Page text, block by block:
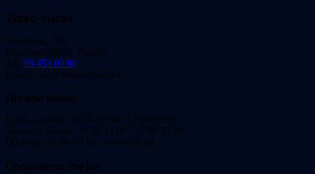
Video Instan
Viladomat, 239
Barcelona 08029. España.
Tel: 93 453 00 00
Email: info@videoinstan.net
Horario tienda
Lunes a jueves: 10:30-14:00 / 17:00-20:00
Viernes y sábado: 10:30-14:00 / 17:00-21:00
Domingo: 11:00-15:00 / 16:00-20:00
Conócenos mejor